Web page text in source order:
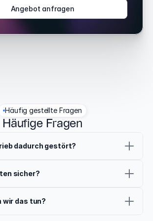
Angebot anfragen
Häufig gestellte Fragen
Häufige Fragen
dadurch gestört?
sicher?
das tun?